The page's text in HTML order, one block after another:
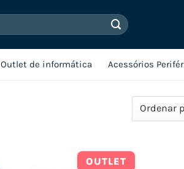
Outlet de informática Acessórios
OUTLET